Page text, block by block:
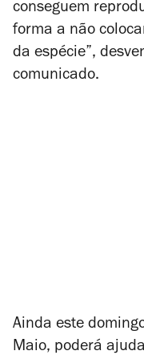
conseguem
forma a não
da espécie”,
comunicado.
Ainda este
Maio, poderá